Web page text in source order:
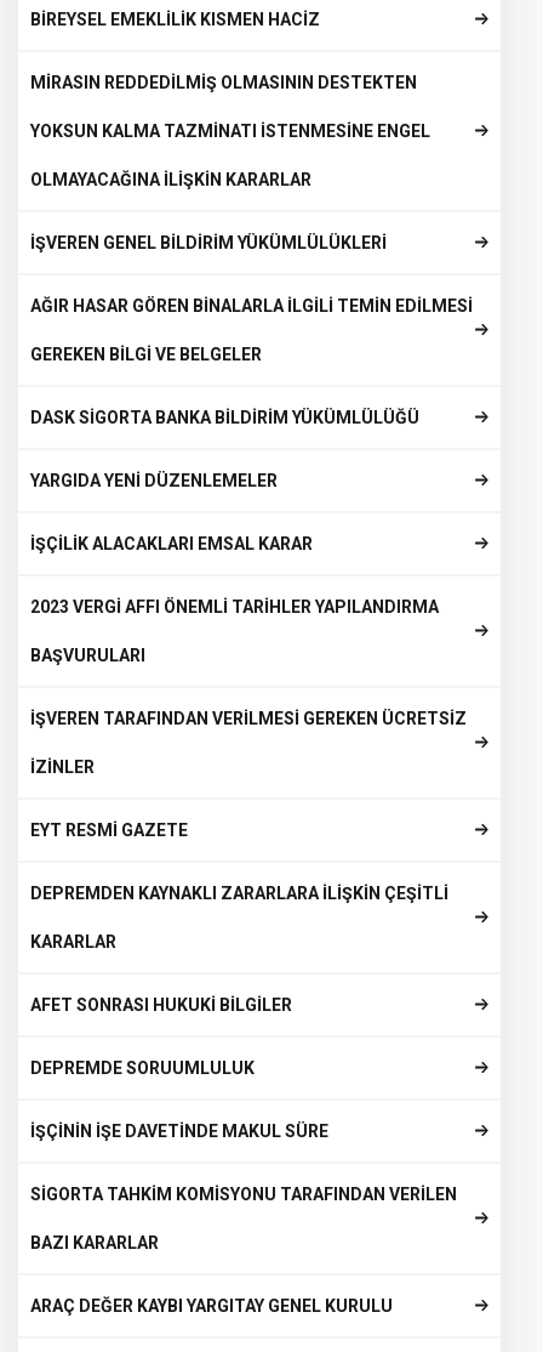
BİREYSEL EMEKLİLİK KISMEN HACİZ
MİRASIN REDDEDİLMİŞ OLMASININ DESTEKTEN
YOKSUN KALMA TAZMİNATI İSTENMESİNE ENGEL
OLMAYACAĞINA İLİŞKİN KARARLAR
İŞVEREN GENEL BİLDİRİM YÜKÜMLÜLÜKLERİ
AĞIR HASAR GÖREN BİNALARLA İLGİLİ TEMİN EDİLMESİ
GEREKEN BİLGİ VE BELGELER
DASK SİGORTA BANKA BİLDİRİM YÜKÜMLÜLÜĞÜ
YARGIDA YENİ DÜZENLEMELER
İŞÇİLİK ALACAKLARI EMSAL KARAR
2023 VERGİ AFFI ÖNEMLİ TARİHLER YAPILANDIRMA
BAŞVURULARI
İŞVEREN TARAFINDAN VERİLMESİ GEREKEN ÜCRETSİZ
İZİNLER
EYT RESMİ GAZETE
DEPREMDEN KAYNAKLI ZARARLARA İLİŞKİN ÇEŞİTLİ
KARARLAR
AFET SONRASI HUKUKİ BİLGİLER
DEPREMDE SORUUMLULUK
İŞÇİNİN İŞE DAVETİNDE MAKUL SÜRE
SİGORTA TAHKİM KOMİSYONU TARAFINDAN VERİLEN
BAZI KARARLAR
ARAÇ DEĞER KAYBI YARGITAY GENEL KURULU